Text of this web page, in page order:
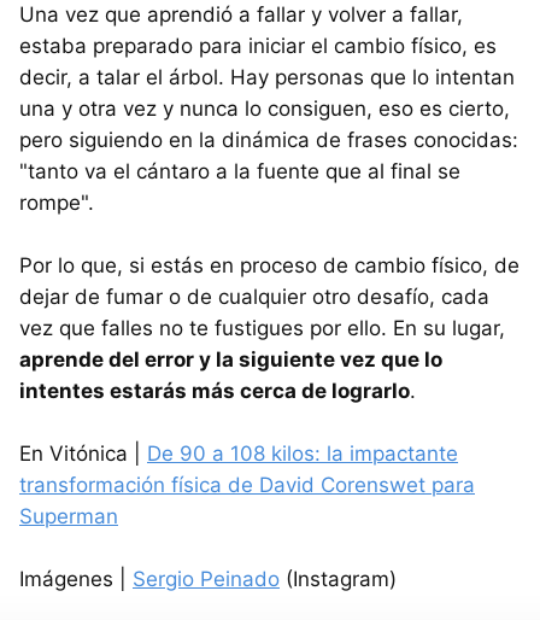
Una vez que aprendió a fallar y volver a fallar,
estaba preparado para iniciar el cambio físico, es
decir, a talar el árbol. Hay personas que lo intentan
una y otra vez y nunca lo consiguen, eso es cierto,
pero siguiendo en la dinámica de frases conocidas:
"tanto va el cántaro a la fuente que al final se
rompe".
Por lo que, si estás en proceso de cambio físico, de
dejar de fumar o de cualquier otro desafío, cada
vez que falles no te fustigues por ello. En su lugar,
aprende del error y la siguiente vez que lo
intentes estarás más cerca de lograrlo.
En Vitónica | De 90 a 108 kilos: la impactante
transformación física de David Corenswet para
Superman
Imágenes | Sergio Peinado (Instagram)